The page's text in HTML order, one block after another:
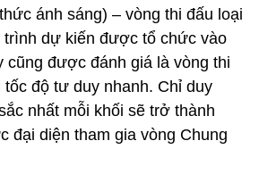
ánh sáng) – vòng thi đấu loại
trình dự kiến được tổ chức vào
cũng được đánh giá là vòng thi
tốc độ tư duy nhanh. Chỉ duy
nhất mỗi khối sẽ trở thành
đại diện tham gia vòng Chung